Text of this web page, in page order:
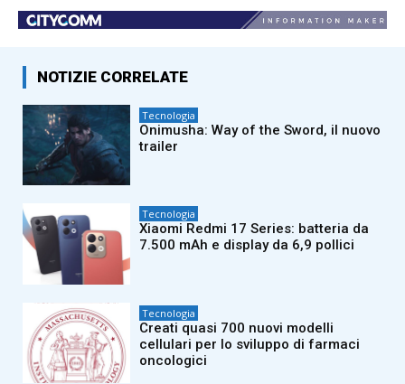
NOTIZIE CORRELATE
Tecnologia
Onimusha: Way of the Sword, il nuovo
trailer
Tecnologia
Xiaomi Redmi 17 Series: batteria da
7.500 mAh e display da 6,9 pollici
Tecnologia
Creati quasi 700 nuovi modelli
cellulari per lo sviluppo di farmaci
oncologici